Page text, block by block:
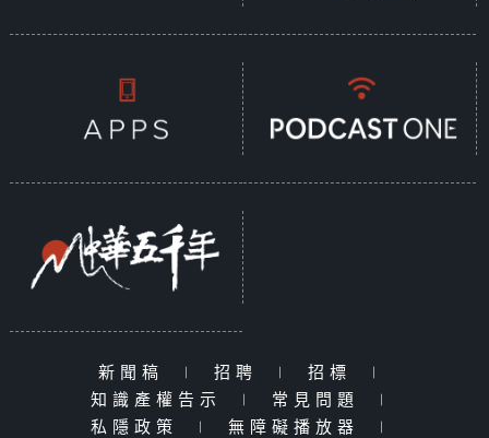
新聞稿 | 招聘 | 招標
|
知識產權告示
| 常見問題
|
私隱政策
| 無障礙播放器 |